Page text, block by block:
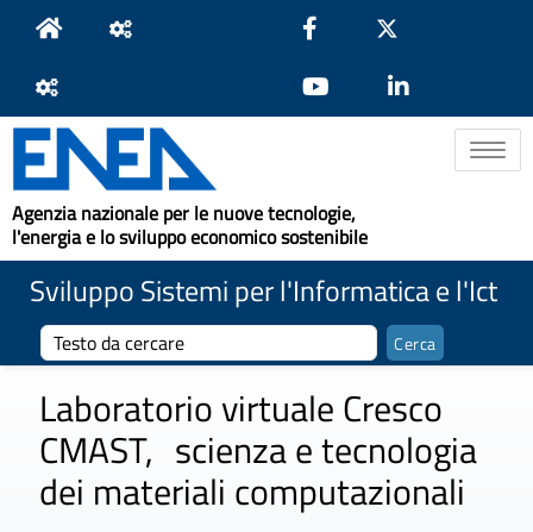
Toggle
Agenzia nazionale per le nuove tecnologie,
l'energia e lo sviluppo economico sostenibile
Sviluppo Sistemi per l'Informatica e l'Ict
Laboratorio virtuale Cresco
CMAST, scienza e tecnologia
dei materiali computazionali